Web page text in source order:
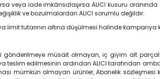
veya iade imkânsızlaşırsa ALICI kusuru
ve bozulmalardan ALICI sorumlu değildir.
limit tutarının altına düşülmesi halinde
gönderilmeye müsait olmayan, iç giyim alt
edilmesinin ardından ALICI tarafından
mümkün olmayan ürünler, Abonelik